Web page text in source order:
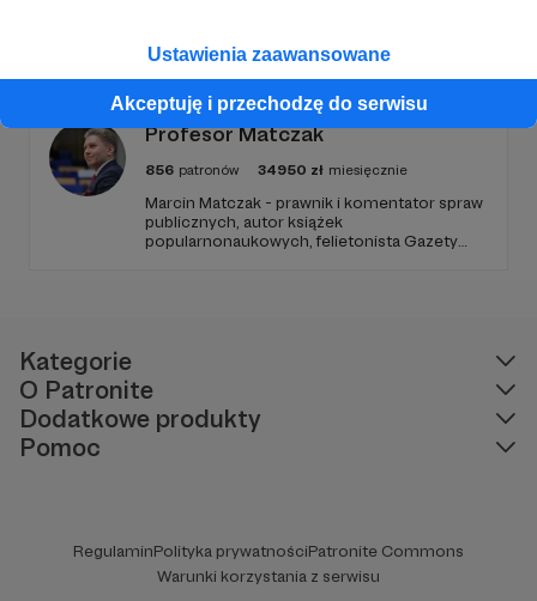
Ustawienia zaawansowane
Akceptuję i przechodzę do serwisu
dziennikarstwa. A mogą to robić, ponieważ
od Twojego wsparcia!
Profesor Matczak
856 patronów 34950 zł miesięcznie
Marcin Matczak - prawnik i komentator spraw
publicznych, autor książek
popularnonaukowych, felietonista Gazety
Kategorie
O Patronite
Dodatkowe produkty
Pomoc
RegulaminPolityka prywatnościPatronite Commons
Warunki korzystania z serwisu